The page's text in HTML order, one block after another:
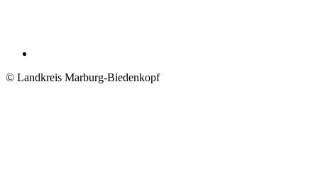
© Landkreis Marburg-Biedenkopf